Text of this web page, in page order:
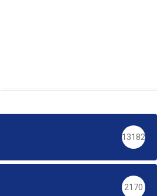
13182
2170